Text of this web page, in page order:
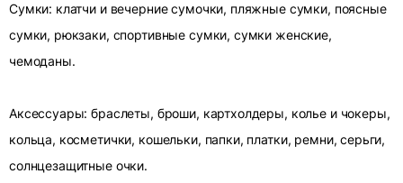
Сумки: клатчи и вечерние сумочки, пляжные сумки, поясные
сумки, рюкзаки, спортивные сумки, сумки женские,
чемоданы.
Аксессуары: браслеты, броши, картхолдеры, колье и чокеры,
кольца, косметички, кошельки, папки, платки, ремни, серьги,
солнцезащитные очки.